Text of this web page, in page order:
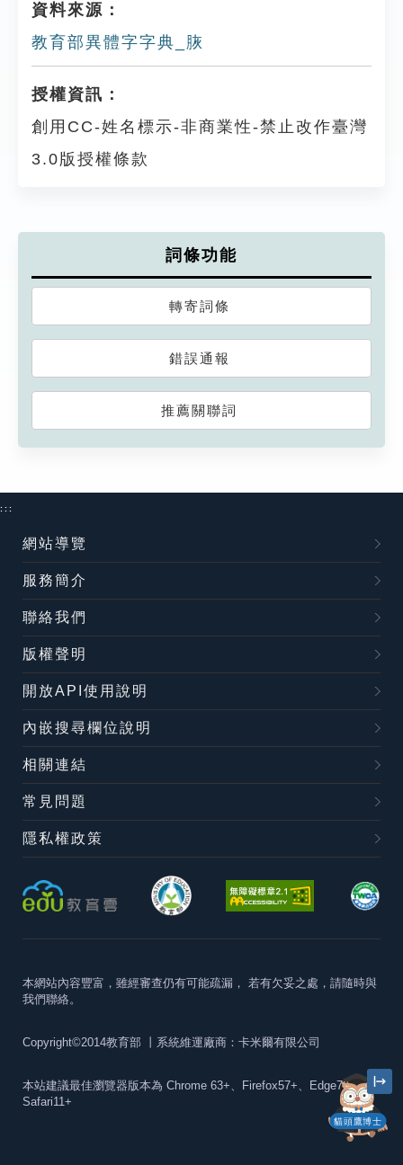
資料來源：
教育部異體字字典_脄
授權資訊：
創用CC-姓名標示-非商業性-禁止改作臺灣
3.0版授權條款
詞條功能
轉寄詞條
錯誤通報
推薦關聯詞
貓頭鷹博士
:::
網站導覽
服務簡介
聯絡我們
版權聲明
開放API使用說明
內嵌搜尋欄位說明
相關連結
常見問題
隱私權政策
本網站內容豐富，雖經審查仍有可能疏漏， 若有欠妥之處，請隨時與
我們聯絡。
Copyright©2014教育部 丨系統維運廠商：卡米爾有限公司
本站建議最佳瀏覽器版本為 Chrome 63+、Firefox57+、Edge79+及
Safari11+